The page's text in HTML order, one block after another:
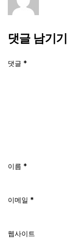
댓글 남기기
댓글 *
이름 *
이메일 *
웹사이트